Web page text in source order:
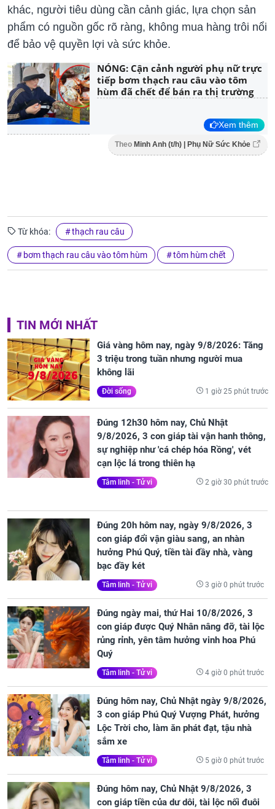
khác, người tiêu dùng cần cảnh giác, lựa chọn sản
phẩm có nguồn gốc rõ ràng, không mua hàng trôi nổi
để bảo vệ quyền lợi và sức khỏe.
NÓNG: Cận cảnh người phụ nữ trực
tiếp bơm thạch rau câu vào tôm
hùm đã chết để bán ra thị trường
Xem thêm
Theo Minh Anh (t/h) | Phụ Nữ Sức Khỏe
Từ khóa: thạch rau câu
bơm thạch rau câu vào tôm hùm tôm hùm chết
TIN MỚI NHẤT
Giá vàng hôm nay, ngày 9/8/2026: Tăng
3 triệu trong tuần nhưng người mua
không lãi
Đời sống 1 giờ 25 phút trước
Đúng 12h30 hôm nay, Chủ Nhật
9/8/2026, 3 con giáp tài vận hanh thông,
sự nghiệp như 'cá chép hóa Rồng', vét
cạn lộc lá trong thiên hạ
Tâm linh - Tử vi 2 giờ 30 phút trước
Đúng 20h hôm nay, ngày 9/8/2026, 3
con giáp đổi vận giàu sang, an nhàn
hưởng Phú Quý, tiền tài đầy nhà, vàng
bạc đầy két
Tâm linh - Tử vi 3 giờ 0 phút trước
Đúng ngày mai, thứ Hai 10/8/2026, 3
con giáp được Quý Nhân nâng đỡ, tài lộc
rủng rỉnh, yên tâm hưởng vinh hoa Phú
Quý
Tâm linh - Tử vi 4 giờ 0 phút trước
Đúng hôm nay, Chủ Nhật ngày 9/8/2026,
3 con giáp Phú Quý Vượng Phát, hưởng
Lộc Trời cho, làm ăn phát đạt, tậu nhà
sắm xe
Tâm linh - Tử vi 5 giờ 0 phút trước
Đúng hôm nay, Chủ Nhật 9/8/2026, 3
con giáp tiền của dư dôi, tài lộc nối đuôi